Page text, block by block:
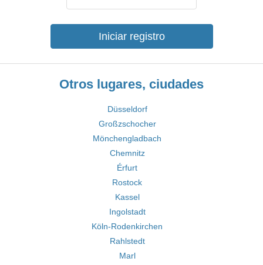
Iniciar registro
Otros lugares, ciudades
Düsseldorf
Großzschocher
Mönchengladbach
Chemnitz
Érfurt
Rostock
Kassel
Ingolstadt
Köln-Rodenkirchen
Rahlstedt
Marl